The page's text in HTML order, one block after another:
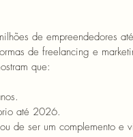
de empreendedores
de freelancing e
que:
até 2026.
de ser um complemento e